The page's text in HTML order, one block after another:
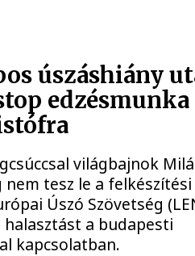
úszáshiány
edzésmunka
világbajnok
tesz le a felkészítési
Úszó Szövetség
a budapesti
kapcsolatban.